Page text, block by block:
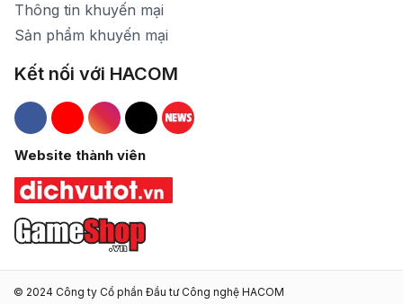
Thông tin khuyến mại
Sản phẩm khuyến mại
Kết nối với HACOM
Hacom Facebook
Hacom YouTube
Hacom Instagram
Hacom TikTok
Website thành viên
© 2024 Công ty Cổ phần Đầu tư Công nghệ HACOM